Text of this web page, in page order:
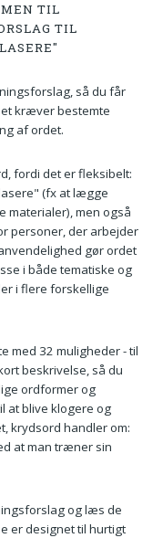
TIL
TIL
så du får
kræver bestemte
af ordet.
fordi det er fleksibelt:
(fx at lægge
materialer), men også
personer, der arbejder
gør ordet
i både tematiske og
i flere forskellige
med 32 muligheder - til
beskrivelse, så du
ordformer og
at blive klogere og
krydsord handler om:
at man træner sin
og læs de
er designet til hurtigt